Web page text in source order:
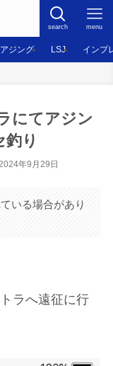
search menu
アジング LSJ インプ
にてアジン
り
年9月29日
いる場合があり
ラへ遠征に行